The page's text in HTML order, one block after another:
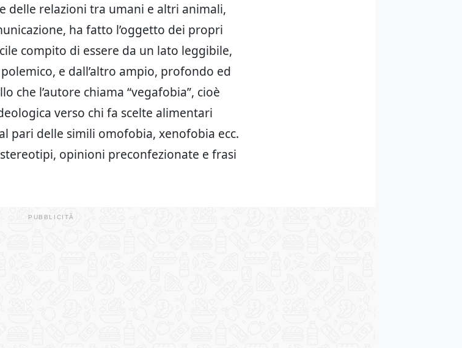
delle relazioni tra umani e altri animali,
ha fatto l’oggetto dei propri
compito di essere da un lato leggibile,
e dall’altro ampio, profondo ed
che l’autore chiama “vegafobia”, cioè
verso chi fa scelte alimentari
pari delle simili omofobia, xenofobia ecc.
opinioni preconfezionate e frasi